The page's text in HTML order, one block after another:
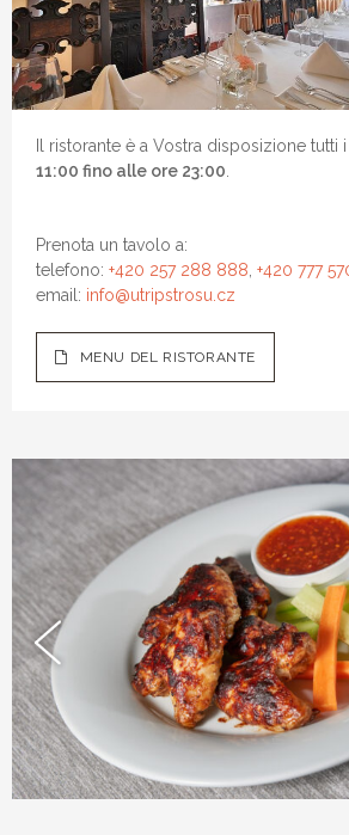
Il ristorante è a Vostra disposizione tutti
11:00 fino alle ore 23:00
Prenota un tavolo a:
telefono: +420 257 288 888 +420 777
email: info@utripstrosu.cz
MENU DEL RISTORANTE